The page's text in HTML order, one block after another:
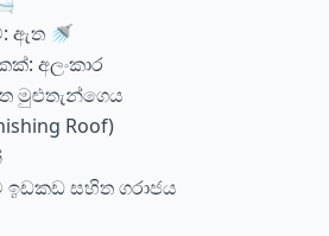
ඇත 🚿
අලංකාර
මුළුතැන්ගෙය
Roof)
ඉඩකඩ සහිත ගරාජය